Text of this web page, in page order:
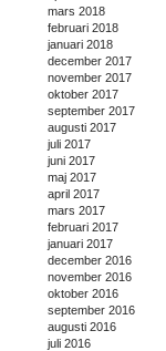
mars 2018
februari 2018
januari 2018
december 2017
november 2017
oktober 2017
september 2017
augusti 2017
juli 2017
juni 2017
maj 2017
april 2017
mars 2017
februari 2017
januari 2017
december 2016
november 2016
oktober 2016
september 2016
augusti 2016
juli 2016